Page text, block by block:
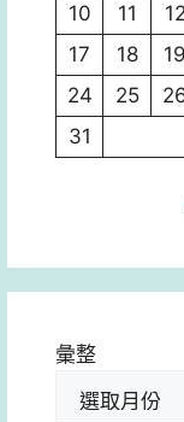
10
11 12
17
18 19
24
25
31
彙整